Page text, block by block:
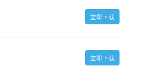
立即下载
立即下载